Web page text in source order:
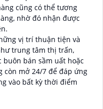
cũng có thể tương
nhờ đó nhận được
vị trí thuận tiện và
trung tâm thị trấn,
buôn bán sầm uất hoặc
còn mở 24/7 để đáp ứng
vào bất kỳ thời điểm